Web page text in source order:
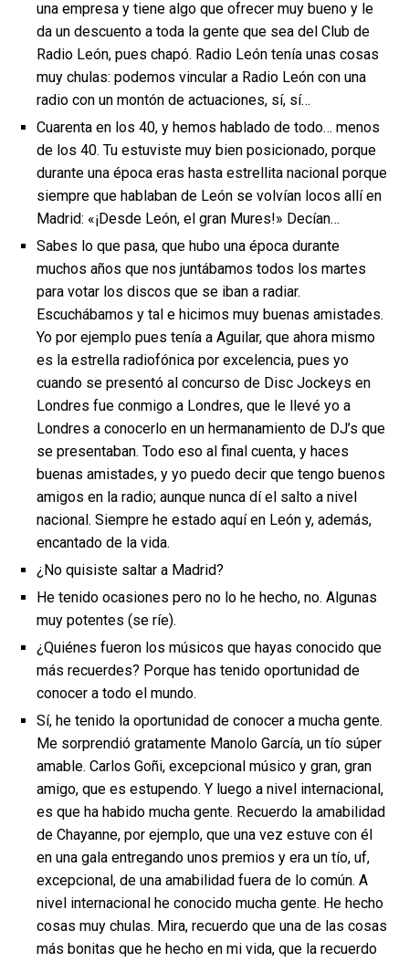
una empresa y tiene algo que ofrecer muy bueno y le
da un descuento a toda la gente que sea del Club de
Radio León, pues chapó. Radio León tenía unas cosas
muy chulas: podemos vincular a Radio León con una
radio con un montón de actuaciones, sí, sí…
Cuarenta en los 40, y hemos hablado de todo… menos
de los 40. Tu estuviste muy bien posicionado, porque
durante una época eras hasta estrellita nacional porque
siempre que hablaban de León se volvían locos allí en
Madrid: «¡Desde León, el gran Mures!» Decían…
Sabes lo que pasa, que hubo una época durante
muchos años que nos juntábamos todos los martes
para votar los discos que se iban a radiar.
Escuchábamos y tal e hicimos muy buenas amistades.
Yo por ejemplo pues tenía a Aguilar, que ahora mismo
es la estrella radiofónica por excelencia, pues yo
cuando se presentó al concurso de Disc Jockeys en
Londres fue conmigo a Londres, que le llevé yo a
Londres a conocerlo en un hermanamiento de DJ’s que
se presentaban. Todo eso al final cuenta, y haces
buenas amistades, y yo puedo decir que tengo buenos
amigos en la radio; aunque nunca dí el salto a nivel
nacional. Siempre he estado aquí en León y, además,
encantado de la vida.
¿No quisiste saltar a Madrid?
He tenido ocasiones pero no lo he hecho, no. Algunas
muy potentes (se ríe).
¿Quiénes fueron los músicos que hayas conocido que
más recuerdes? Porque has tenido oportunidad de
conocer a todo el mundo.
Sí, he tenido la oportunidad de conocer a mucha gente.
Me sorprendió gratamente Manolo García, un tío súper
amable. Carlos Goñi, excepcional músico y gran, gran
amigo, que es estupendo. Y luego a nivel internacional,
es que ha habido mucha gente. Recuerdo la amabilidad
de Chayanne, por ejemplo, que una vez estuve con él
en una gala entregando unos premios y era un tío, uf,
excepcional, de una amabilidad fuera de lo común. A
nivel internacional he conocido mucha gente. He hecho
cosas muy chulas. Mira, recuerdo que una de las cosas
más bonitas que he hecho en mi vida, que la recuerdo